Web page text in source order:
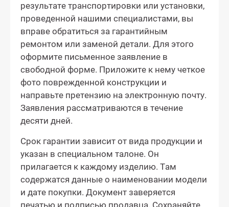
результате транспортировки или установки,
проведенной нашими специалистами, вы
вправе обратиться за гарантийным
ремонтом или заменой детали. Для этого
оформите письменное заявление в
свободной форме. Приложите к нему четкое
фото поврежденной конструкции и
направьте претензию на электронную почту.
Заявления рассматриваются в течение
десяти дней.
Срок гарантии зависит от вида продукции и
указан в специальном талоне. Он
прилагается к каждому изделию. Там
содержатся данные о наименовании модели
и дате покупки. Документ заверяется
печатью и подписью продавца. Сохраняйте